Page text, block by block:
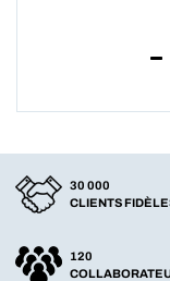
30 000
CLIENTS
120